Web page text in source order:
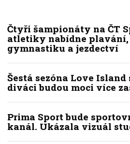
Čtyři šampionáty na ČT
atletiky nabídne
gymnastiku a jezdectví
Šestá sezóna Love
diváci budou moci více
Prima Sport bude
kanál. Ukázala vizuál